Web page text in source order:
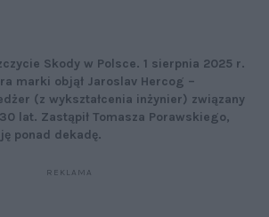
Skody w Polsce. 1 sierpnia 2025 r.
marki objął Jaroslav Hercog –
(z wykształcenia inżynier) związany
lat. Zastąpił Tomasza Porawskiego,
ponad dekadę.